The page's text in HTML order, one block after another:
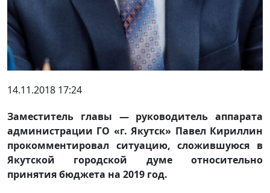
14.11.2018 17:24
Заместитель главы — руководитель аппарата
администрации ГО «г. Якутск» Павел Кириллин
прокомментировал ситуацию, сложившуюся в
Якутской городской думе относительно
принятия бюджета на 2019 год.